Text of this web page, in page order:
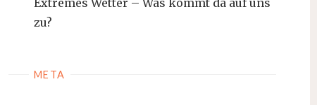
Extremes Wetter – Was kommt da auf uns
zu?
META